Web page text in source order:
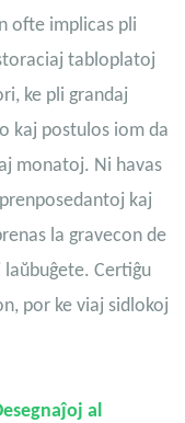
ofte implicas pli
tabloplatoj
ke pli grandaj
kaj postulos iom da
monatoj. Ni havas
kaj
la gravecon de
Certiĝu
por ke viaj sidlokoj
al